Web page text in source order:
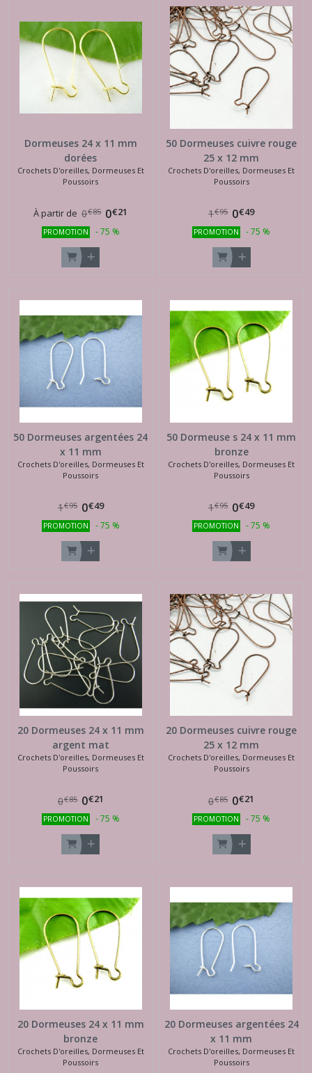
Dormeuses 24 x 11 mm
dorées
Crochets D'oreilles, Dormeuses Et
Poussoirs
À partir de 0€85 0€21
PROMOTION -75 %
50 Dormeuses cuivre rouge
25 x 12 mm
Crochets D'oreilles, Dormeuses Et
Poussoirs
1€95 0€49
PROMOTION -75 %
50 Dormeuses argentées 24
x 11 mm
Crochets D'oreilles, Dormeuses Et
Poussoirs
1€95 0€49
PROMOTION -75 %
50 Dormeuse s 24 x 11 mm
bronze
Crochets D'oreilles, Dormeuses Et
Poussoirs
1€95 0€49
PROMOTION -75 %
20 Dormeuses 24 x 11 mm
argent mat
Crochets D'oreilles, Dormeuses Et
Poussoirs
0€85 0€21
PROMOTION -75 %
20 Dormeuses cuivre rouge
25 x 12 mm
Crochets D'oreilles, Dormeuses Et
Poussoirs
0€85 0€21
PROMOTION -75 %
20 Dormeuses 24 x 11 mm
bronze
Crochets D'oreilles, Dormeuses Et
Poussoirs
20 Dormeuses argentées 24
x 11 mm
Crochets D'oreilles, Dormeuses Et
Poussoirs